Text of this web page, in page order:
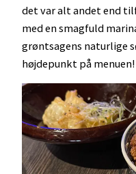
det var alt andet end
med en smagfuld
grøntsagens naturlige
højdepunkt på menuen!